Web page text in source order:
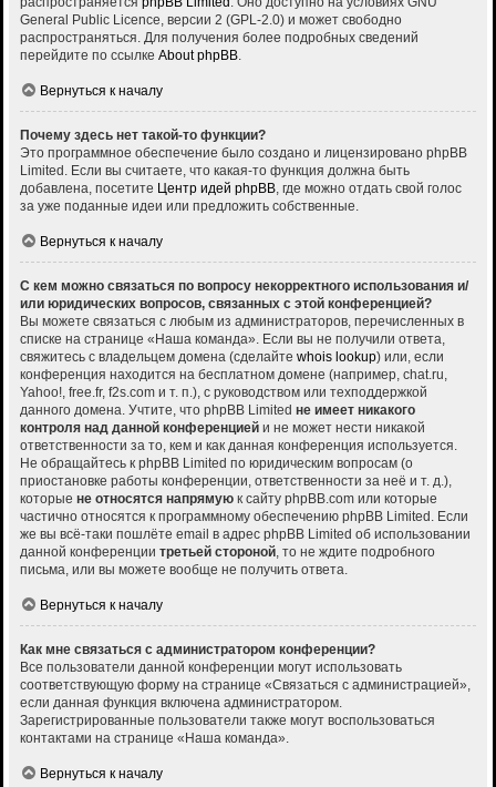
General Public Licence, версии 2 (GPL-2.0) и может свободно
распространяться. Для получения более подробных сведений
перейдите по ссылке About phpBB.
Вернуться к началу
Почему здесь нет такой-то функции?
Это программное обеспечение было создано и лицензировано phpBB
Limited. Если вы считаете, что какая-то функция должна быть
добавлена, посетите Центр идей phpBB, где можно отдать свой голос
за уже поданные идеи или предложить собственные.
Вернуться к началу
С кем можно связаться по вопросу некорректного использования и/
или юридических вопросов, связанных с этой конференцией?
Вы можете связаться с любым из администраторов, перечисленных в
списке на странице «Наша команда». Если вы не получили ответа,
свяжитесь с владельцем домена (сделайте whois lookup) или, если
конференция находится на бесплатном домене (например, chat.ru,
Yahoo!, free.fr, f2s.com и т. п.), с руководством или техподдержкой
данного домена. Учтите, что phpBB Limited не имеет никакого
контроля над данной конференцией и не может нести никакой
ответственности за то, кем и как данная конференция используется.
Не обращайтесь к phpBB Limited по юридическим вопросам (о
приостановке работы конференции, ответственности за неё и т. д.),
которые не относятся напрямую к сайту phpBB.com или которые
частично относятся к программному обеспечению phpBB Limited. Если
же вы всё-таки пошлёте email в адрес phpBB Limited об использовании
данной конференции третьей стороной, то не ждите подробного
письма, или вы можете вообще не получить ответа.
Вернуться к началу
Как мне связаться с администратором конференции?
Все пользователи данной конференции могут использовать
соответствующую форму на странице «Связаться с администрацией»,
если данная функция включена администратором.
Зарегистрированные пользователи также могут воспользоваться
контактами на странице «Наша команда».
Вернуться к началу